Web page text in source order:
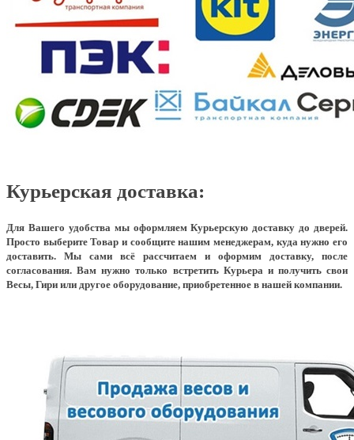
Курьерская доставка:
Для Вашего удобства мы оформляем Курьерскую доставку до дверей.
Просто выберите Товар и сообщите нашим менеджерам, куда нужно его
доставить. Мы сами всё рассчитаем и оформим доставку, после
согласования. Вам нужно только встретить Курьера и получить свои
Весы, Гири или другое оборудование, приобретенное в нашей компании.